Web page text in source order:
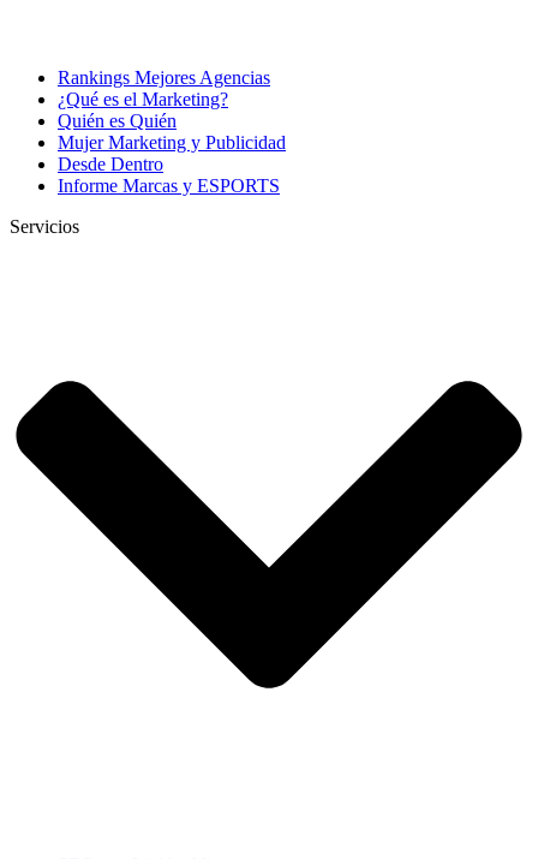
Rankings Mejores Agencias
¿Qué es el Marketing?
Quién es Quién
Mujer Marketing y Publicidad
Desde Dentro
Informe Marcas y ESPORTS
Servicios